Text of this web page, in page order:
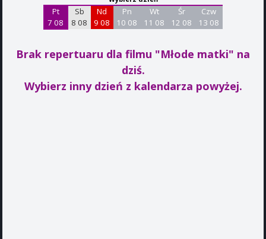
Pt
7 08
Sb
8 08
Nd
9 08
Pn
10 08
Wt
11 08
Śr
12 08
Czw
13 08
Brak repertuaru dla filmu "Młode matki" na
dziś.
Wybierz inny dzień z kalendarza powyżej.